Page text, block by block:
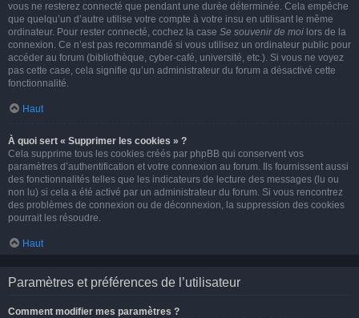
vous ne resterez connecté que pendant une durée déterminée. Cela empêche
que quelqu’un d’autre utilise votre compte à votre insu en utilisant le même
ordinateur. Pour rester connecté, cochez la case Se souvenir de moi lors de la
connexion. Ce n’est pas recommandé si vous utilisez un ordinateur public pour
accéder au forum (bibliothèque, cyber-café, université, etc.). Si vous ne voyez
pas cette case, cela signifie qu’un administrateur du forum a désactivé cette
fonctionnalité.
Haut
À quoi sert « Supprimer les cookies » ?
Cela supprime tous les cookies créés par phpBB qui conservent vos
paramètres d’authentification et votre connexion au forum. Ils fournissent aussi
des fonctionnalités telles que les indicateurs de lecture des messages (lu ou
non lu) si cela a été activé par un administrateur du forum. Si vous rencontrez
des problèmes de connexion ou de déconnexion, la suppression des cookies
pourrait les résoudre.
Haut
Paramètres et préférences de l’utilisateur
Comment modifier mes paramètres ?